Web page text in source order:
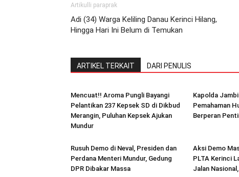
Artikulli paraprak
Adi (34) Warga Keliling Danau Kerinci Hilang,
Hingga Hari Ini Belum di Temukan
ARTIKEL TERKAIT DARI PENULIS
Mencuat!! Aroma Pungli Bayangi
Pelantikan 237 Kepsek SD di Dikbud
Merangin, Puluhan Kepsek Ajukan
Mundur
Kapolda
Pemahaman
Berperan
Rusuh Demo di Neval, Presiden dan
Perdana Menteri Mundur, Gedung
DPR Dibakar Massa
Aksi Demo
PLTA Kerinci
Jalan